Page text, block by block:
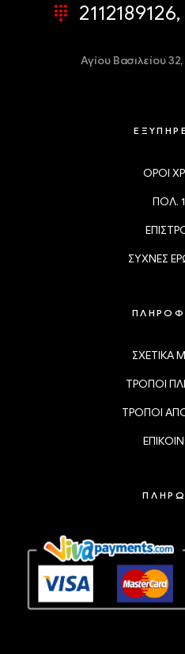
Αγίου Βασιλείου 32,
ΟΡΟΙ
ΠΟΛ.
ΣΥΧΝΕΣ
ΣΧΕΤΙΚΑ
ΤΡΟΠΟΙ
ΤΡΟΠΟΙ